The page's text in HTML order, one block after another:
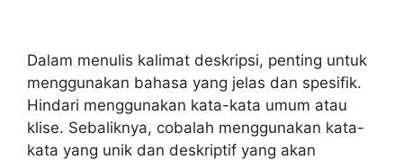
Dalam menulis kalimat deskripsi, penting untuk
menggunakan bahasa yang jelas dan spesifik.
Hindari menggunakan kata-kata umum atau
klise. Sebaliknya, cobalah menggunakan kata-
kata yang unik dan deskriptif yang akan